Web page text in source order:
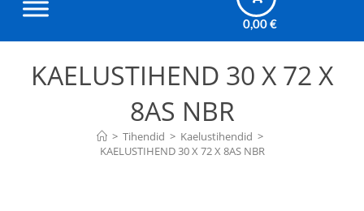
0,00€
KAELUSTIHEND 30 X 72 X
8AS NBR
> Tihendid > Kaelustihendid >
KAELUSTIHEND 30 X 72 X 8AS NBR